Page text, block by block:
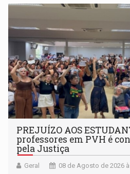
PREJUÍZO AOS
professores em PVH é
pela Justiça
Geral 08 de Agosto de 2026